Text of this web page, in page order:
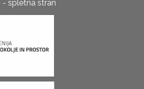
spletna stran